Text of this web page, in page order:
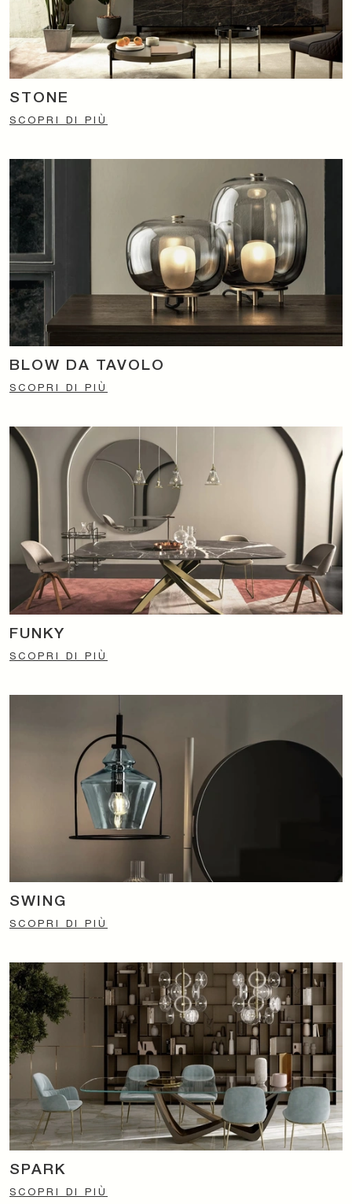
STONE
SCOPRI DI PIÙ
BLOW DA TAVOLO
SCOPRI DI PIÙ
FUNKY
SCOPRI DI PIÙ
SWING
SCOPRI DI PIÙ
SPARK
SCOPRI DI PIÙ